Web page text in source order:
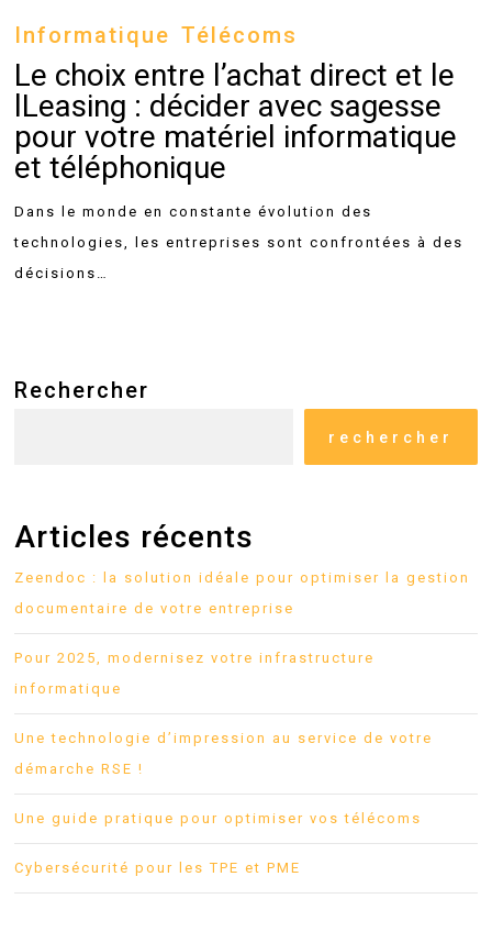
choix
l’achat
direct
et
le
lLeasing
:
décider
votre
téléphonique
Informatique Télécoms
Le choix entre l’achat direct et le
lLeasing : décider avec sagesse
pour votre matériel informatique
et téléphonique
Dans le monde en constante évolution des
technologies, les entreprises sont confrontées à des
décisions…
Rechercher
rechercher
Articles récents
Zeendoc : la solution idéale pour optimiser la gestion
documentaire de votre entreprise
Pour 2025, modernisez votre infrastructure
informatique
Une technologie d’impression au service de votre
démarche RSE !
Une guide pratique pour optimiser vos télécoms
Cybersécurité pour les TPE et PME